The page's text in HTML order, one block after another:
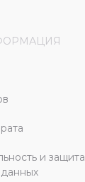
и защита